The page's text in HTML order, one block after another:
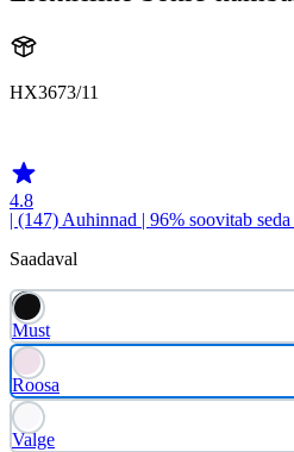
HX3673/11
4.8
| (147) Auhinnad | 96% soovitab
Saadaval
Must
Roosa
Valge